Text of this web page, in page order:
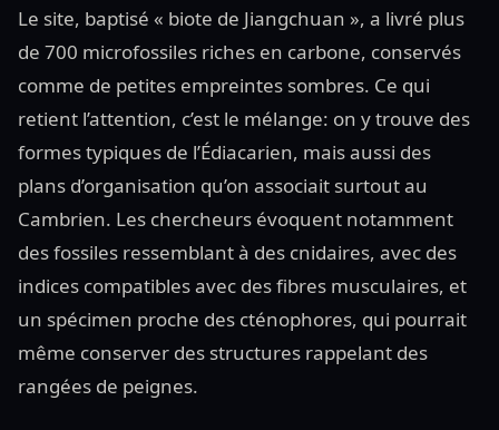
Le site, baptisé « biote de Jiangchuan », a livré plus
de 700 microfossiles riches en carbone, conservés
comme de petites empreintes sombres. Ce qui
retient l’attention, c’est le mélange: on y trouve des
formes typiques de l’Édiacarien, mais aussi des
plans d’organisation qu’on associait surtout au
Cambrien. Les chercheurs évoquent notamment
des fossiles ressemblant à des cnidaires, avec des
indices compatibles avec des fibres musculaires, et
un spécimen proche des cténophores, qui pourrait
même conserver des structures rappelant des
rangées de peignes.